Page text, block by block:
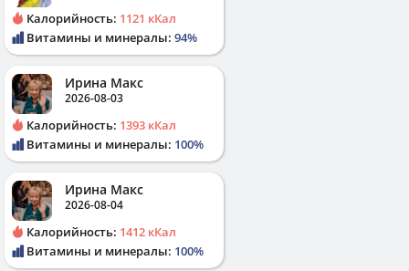
Калорийность: 1121 кКал
Витамины и минералы: 94%
Ирина Макс
2026-08-03
Калорийность: 1393 кКал
Витамины и минералы: 100%
Ирина Макс
2026-08-04
Калорийность: 1412 кКал
Витамины и минералы: 100%